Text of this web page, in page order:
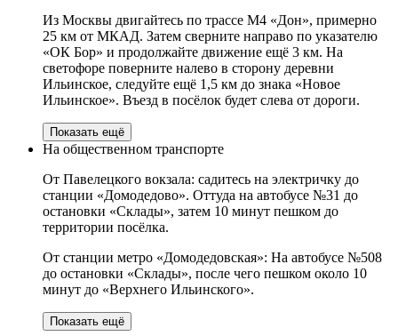
Из Москвы двигайтесь по трассе М4 «Дон», примерно
25 км от МКАД. Затем сверните направо по указателю
«ОК Бор» и продолжайте движение ещё 3 км. На
светофоре поверните налево в сторону деревни
Ильинское, следуйте ещё 1,5 км до знака «Новое
Ильинское». Въезд в посёлок будет слева от дороги.
Показать ещё
На общественном транспорте
От Павелецкого вокзала: садитесь на электричку до
станции «Домодедово». Оттуда на автобусе №31 до
остановки «Склады», затем 10 минут пешком до
территории посёлка.
От станции метро «Домодедовская»: На автобусе №508
до остановки «Склады», после чего пешком около 10
минут до «Верхнего Ильинского».
Показать ещё